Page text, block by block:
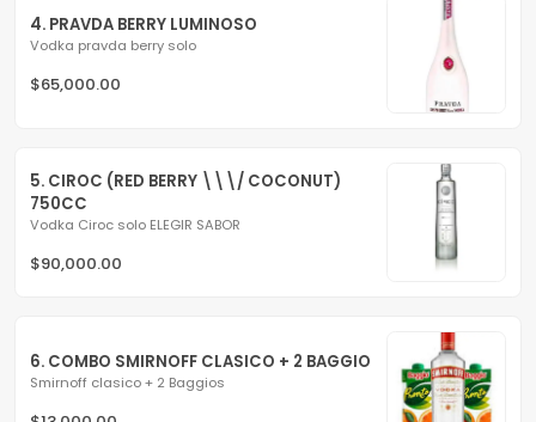
4. PRAVDA BERRY LUMINOSO
Vodka pravda berry solo
$65,000.00
5. CIROC (RED BERRY \\\/ COCONUT)
750CC
Vodka Ciroc solo ELEGIR SABOR
$90,000.00
6. COMBO SMIRNOFF CLASICO + 2 BAGGIO
Smirnoff clasico + 2 Baggios